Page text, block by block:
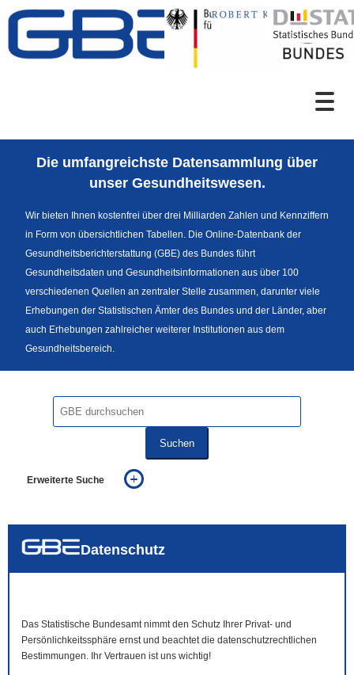
Zum Inhalt
Sprachumschaltung
Die umfangreichste Datensammlung über
unser Gesundheitswesen.
Wir bieten Ihnen kostenfrei über drei Milliarden Zahlen und Kennziffern
in Form von übersichtlichen Tabellen. Die Online-Datenbank der
Gesundheitsberichterstattung (GBE) des Bundes führt
Gesundheitsdaten und Gesundheitsinformationen aus über 100
verschiedenen Quellen an zentraler Stelle zusammen, darunter viele
Erhebungen der Statistischen Ämter des Bundes und der Länder, aber
auch Erhebungen zahlreicher weiterer Institutionen aus dem
Gesundheitsbereich.
Suchen
Erweiterte Suche
auch in allen Texten suchen (Volltextsuche)
Datenschutz
Das Statistische Bundesamt nimmt den Schutz Ihrer Privat- und
Persönlichkeitssphäre ernst und beachtet die datenschutzrechtlichen
Bestimmungen. Ihr Vertrauen ist uns wichtig!